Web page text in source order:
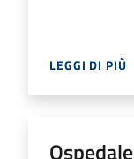
LEGGI DI PIÙ